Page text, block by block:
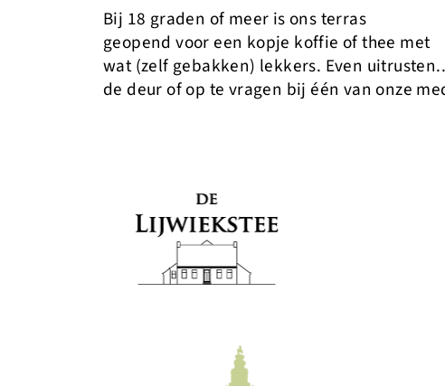
Bij 18 graden of meer is ons terras
geopend voor een kopje koffie of thee met
wat (zelf gebakken) lekkers. Even
de deur of op te vragen bij één van onze